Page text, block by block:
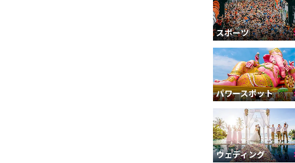
スポーツ
パワースポット
ウェディング